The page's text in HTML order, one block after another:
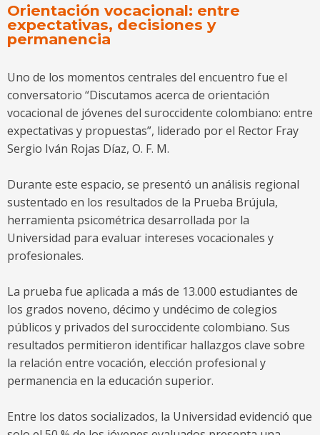
Orientación vocacional: entre
expectativas, decisiones y
permanencia
Uno de los momentos centrales del encuentro fue el
conversatorio “Discutamos acerca de orientación
vocacional de jóvenes del suroccidente colombiano: entre
expectativas y propuestas”, liderado por el Rector Fray
Sergio Iván Rojas Díaz, O. F. M.
Durante este espacio, se presentó un análisis regional
sustentado en los resultados de la Prueba Brújula,
herramienta psicométrica desarrollada por la
Universidad para evaluar intereses vocacionales y
profesionales.
La prueba fue aplicada a más de 13.000 estudiantes de
los grados noveno, décimo y undécimo de colegios
públicos y privados del suroccidente colombiano. Sus
resultados permitieron identificar hallazgos clave sobre
la relación entre vocación, elección profesional y
permanencia en la educación superior.
Entre los datos socializados, la Universidad evidenció que